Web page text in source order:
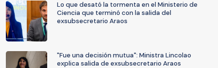
Lo que desató la tormenta en el Ministerio de
Ciencia que terminó con la salida del
exsubsecretario Araos
"Fue una decisión mutua": Ministra Lincolao
explica salida de exsubsecretario Araos